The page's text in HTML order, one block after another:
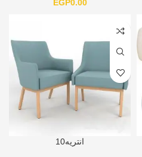
EGP0.00
انتريه10